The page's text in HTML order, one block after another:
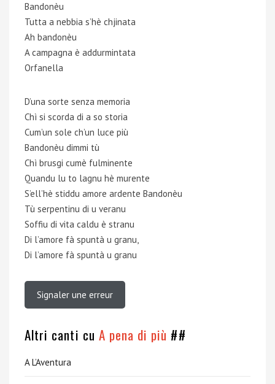
Bandonèu
Tutta a nebbia s’hè chjinata
Ah bandonèu
A campagna è addurmintata
Orfanella
D’una sorte senza memoria
Chì si scorda di a so storia
Cum’un sole ch’un luce più
Bandonèu dimmi tù
Chì brusgi cumè fulminente
Quandu lu to lagnu hè murente
S’ell’hè stiddu amore ardente Bandonèu
Tù serpentinu di u veranu
Soffiu di vita caldu è stranu
Di l’amore fà spuntà u granu,
Di l’amore fà spuntà u granu
Signaler une erreur
Altri canti cu A pena di più ##
A L’Aventura